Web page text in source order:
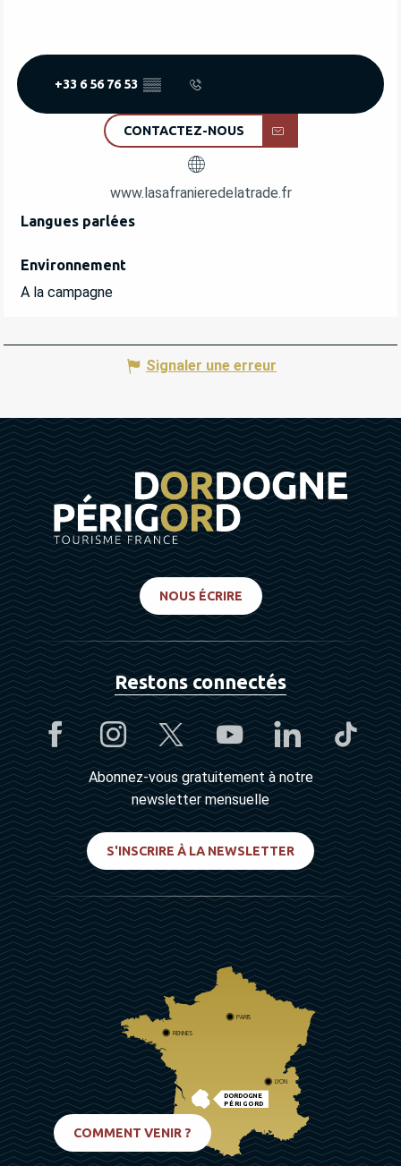
+33 6 56 76 53 ▒▒
CONTACTEZ-NOUS
www.lasafranieredelatrade.fr
Langues parlées
Langues parlées
Environnement
Environnement
A la campagne
Signaler une erreur
NOUS ÉCRIRE
Restons connectés
Abonnez-vous gratuitement à notre
newsletter mensuelle
S'INSCRIRE À LA NEWSLETTER
DORDOGNE
PÉRIGORD
PARIS
RENNES
LYON
COMMENT VENIR ?